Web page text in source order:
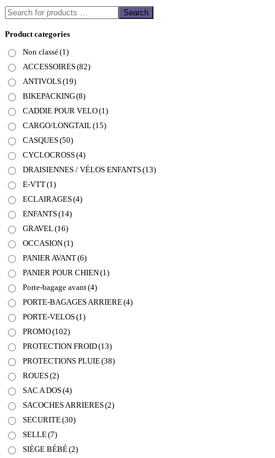
Search
Product categories
Non classé(1)
ACCESSOIRES(82)
ANTIVOLS(19)
BIKEPACKING(8)
CADDIE POUR VELO(1)
CARGO/LONGTAIL(15)
CASQUES(50)
CYCLOCROSS(4)
DRAISIENNES / VÉLOS ENFANTS(13)
E-VTT(1)
ECLAIRAGES(4)
ENFANTS(14)
GRAVEL(16)
OCCASION(1)
PANIER AVANT(6)
PANIER POUR CHIEN(1)
Porte-bagage avant(4)
PORTE-BAGAGES ARRIERE(4)
PORTE-VELOS(1)
PROMO(102)
PROTECTION FROID(13)
PROTECTIONS PLUIE(38)
ROUES(2)
SAC A DOS(4)
SACOCHES ARRIERES(2)
SECURITE(30)
SELLE(7)
SIÈGE BÉBÉ(2)